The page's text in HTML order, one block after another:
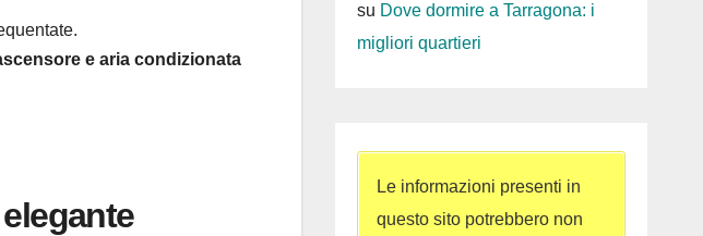
e aria condizionata
su Dove dormire a Tarragona: i
migliori quartieri
Le informazioni presenti in
questo sito potrebbero non